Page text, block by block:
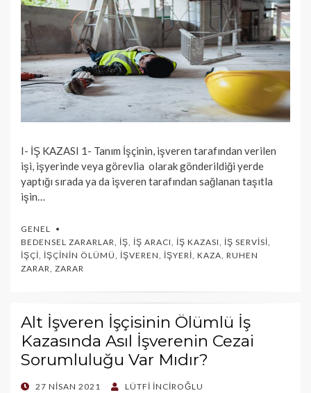
I- İŞ KAZASI 1- Tanım İşçinin, işveren tarafından verilen
işi, işyerinde veya görevlia olarak gönderildiği yerde
yaptığı sırada ya da işveren tarafından sağlanan taşıtla
işin…
GENEL
BEDENSEL ZARARLAR, İŞ, İŞ ARACI, İŞ KAZASI, İŞ SERVISI,
İŞÇI, İŞÇININ ÖLÜMÜ, İŞVEREN, İŞYERI, KAZA, RUHEN
ZARAR, ZARAR
Alt İşveren İşçisinin Ölümlü İş
Kazasında Asıl İşverenin Cezai
Sorumluluğu Var Mıdır?
POSTED
27 NISAN 2021 LÜTFI İNCIROĞLU